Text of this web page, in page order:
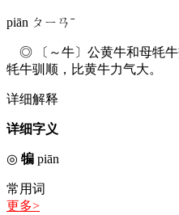
piān ㄆㄧㄢˉ
◎ 〔～牛〕公黄牛和母牦牛
牦牛驯顺，比黄牛力气大。
详细解释
详细字义
◎ 犏 piān
常用词
更多>